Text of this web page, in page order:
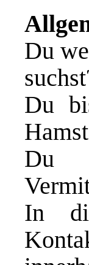
Du
Du
Du
In